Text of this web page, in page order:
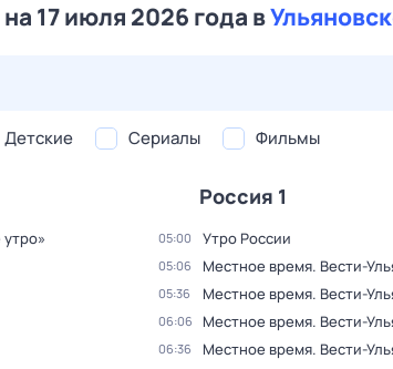
17 июля 2026 года в
Детские Сериалы Фильмы
Россия 1
05:00 Утро России
05:06 Местное время. Вести-
05:36 Местное время. Вести-
06:06 Местное время. Вести-
06:36 Местное время. Вести-